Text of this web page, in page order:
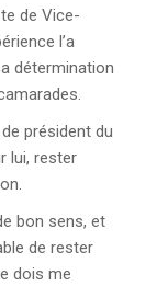
de Vice-
l’a
détermination
président du
lui, rester
bon sens, et
de rester
dois me
POUR SE